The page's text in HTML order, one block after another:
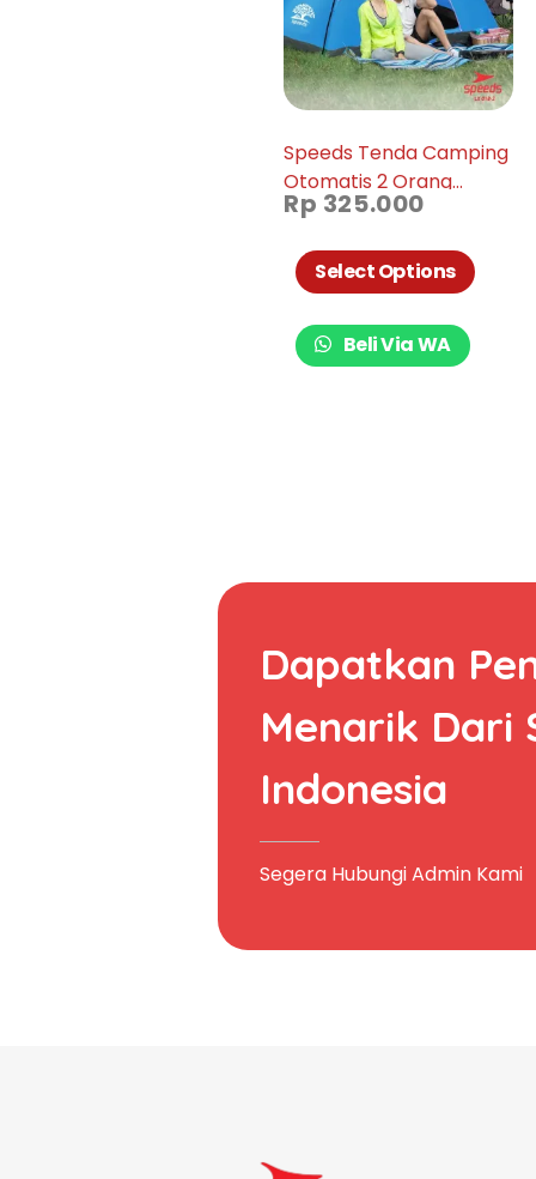
Speeds Tenda Camping
Otomatis 2 Orang
Portable Waterproof
Rp 325.000
Select Options
Beli Via WA
Dapatkan
Menarik Dari
Indonesia
Segera Hubungi Admin Kami